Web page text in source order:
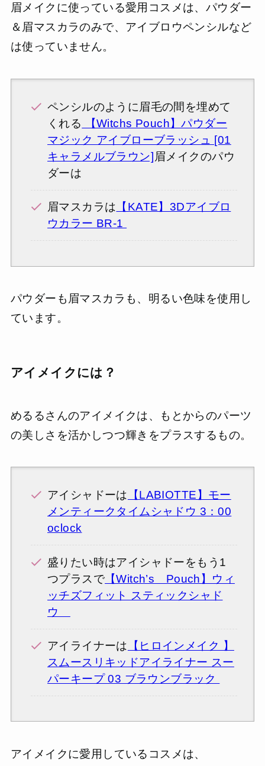
眉メイクに使っている愛用コスメは、パウダー
＆眉マスカラのみで、アイブロウペンシルなど
は使っていません。
ペンシルのように眉毛の間を埋めて
くれる
【Witchs Pouch】パウダー
マジック アイブローブラッシュ [01
キャラメルブラウン] 眉メイクのパウ
ダーは
眉マスカラは 【KATE】3Dアイブロ
ウカラー BR-1
パウダーも眉マスカラも、明るい色味を使用し
ています。
アイメイクには？
めるるさんのアイメイクは、もとからのパーツ
の美しさを活かしつつ輝きをプラスするもの。
アイシャドーは 【LABIOTTE】モー
メンティークタイムシャドウ 3：00
oclock
盛りたい時はアイシャドーをもう1
つプラスで 【Witch’s Pouch】ウィ
ッチズフィット スティックシャド
ウ
アイライナーは 【ヒロインメイク 】
スムースリキッドアイライナー スー
パーキープ 03 ブラウンブラック
アイメイクに愛用しているコスメは、